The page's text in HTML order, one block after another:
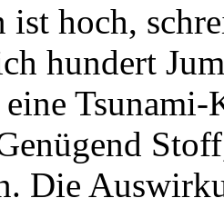
ist hoch,
hundert
Tsunami-
Die